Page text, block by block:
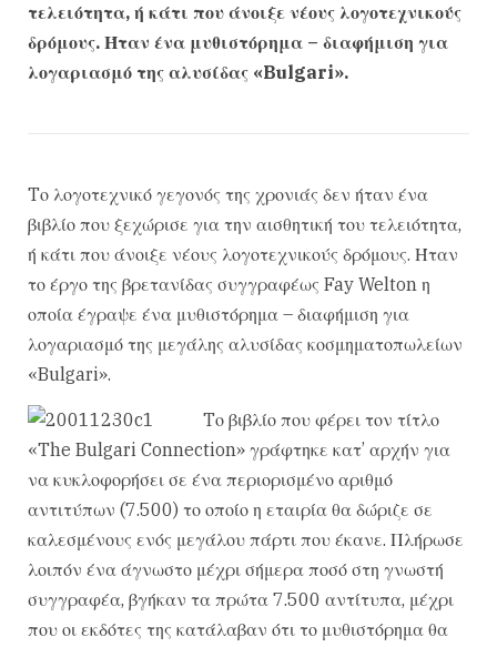
τελειότητα, ή κάτι που άνοιξε νέους λογοτεχνικούς
δρόμους. Ήταν ένα μυθιστόρημα – διαφήμιση για
λογαριασμό της αλυσίδας «Bulgari».
Tο λογοτεχνικό γεγονός της χρονιάς δεν ήταν ένα
βιβλίο που ξεχώρισε για την αισθητική του τελειότητα,
ή κάτι που άνοιξε νέους λογοτεχνικούς δρόμους. Ήταν
το έργο της βρετανίδας συγγραφέως Fay Welton η
οποία έγραψε ένα μυθιστόρημα – διαφήμιση για
λογαριασμό της μεγάλης αλυσίδας κοσμηματοπωλείων
«Bulgari».
Tο βιβλίο που φέρει τον τίτλο
«The Bulgari Connection» γράφτηκε κατ’ αρχήν για
να κυκλοφορήσει σε ένα περιορισμένο αριθμό
αντιτύπων (7.500) το οποίο η εταιρία θα δώριζε σε
καλεσμένους ενός μεγάλου πάρτι που έκανε. Πλήρωσε
λοιπόν ένα άγνωστο μέχρι σήμερα ποσό στη γνωστή
συγγραφέα, βγήκαν τα πρώτα 7.500 αντίτυπα, μέχρι
που οι εκδότες της κατάλαβαν ότι το μυθιστόρημα θα